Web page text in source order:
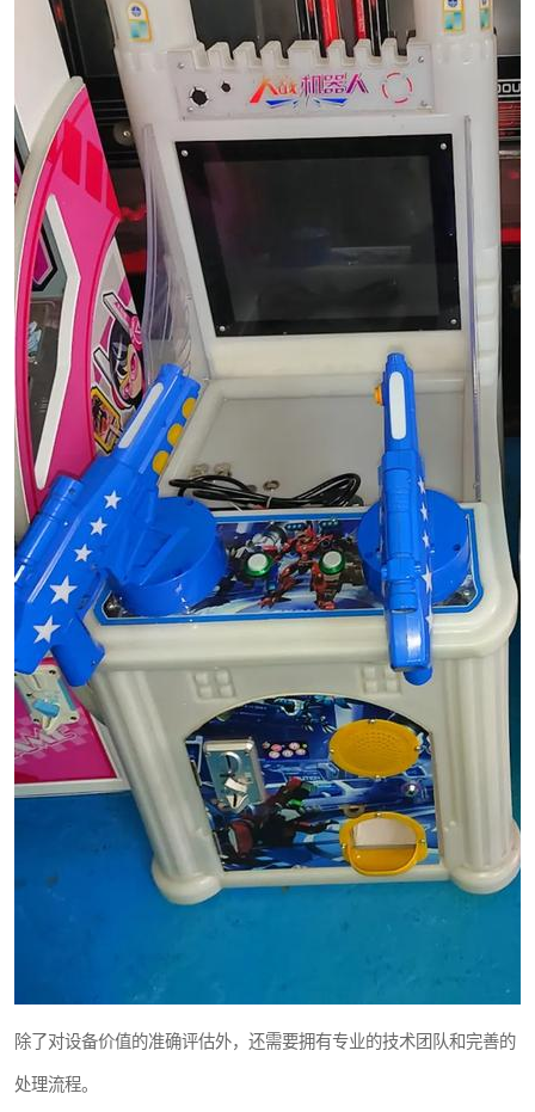
除了对设备价值的准确评估外，还需要拥有专业的技术团队和完善的
处理流程。